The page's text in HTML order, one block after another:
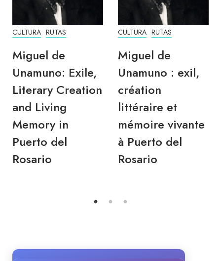
CULTURA RUTAS
Miguel de
Unamuno: Exile,
Literary Creation
and Living
Memory in
Puerto del
Rosario
CULTURA RUTAS
Miguel de
Unamuno : exil,
création
littéraire et
mémoire vivante
à Puerto del
Rosario